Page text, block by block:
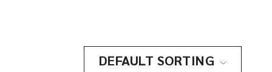
DEFAULT SORTING